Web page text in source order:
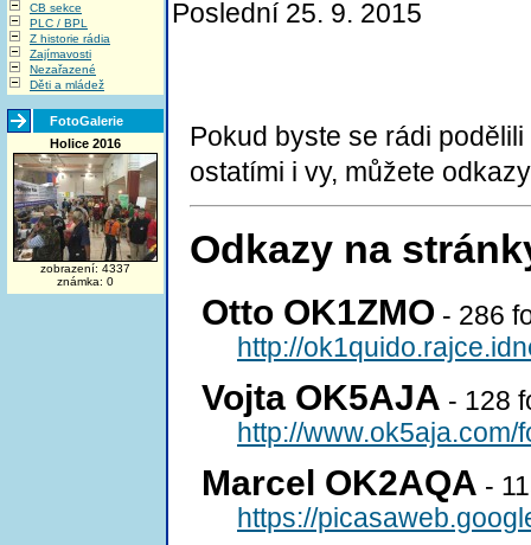
CB sekce
PLC / BPL
Z historie rádia
Zajímavosti
Nezařazené
Děti a mládež
FotoGalerie
Holice 2016
zobrazení: 4337
známka: 0
Poslední 25. 9. 2015
Pokud byste se rádi
ostatími i vy, můžete
Odkazy na
Otto OK1ZMO - 286
http://
Vojta OK5AJA - 128
http://
Marcel OK2AQA -
https://